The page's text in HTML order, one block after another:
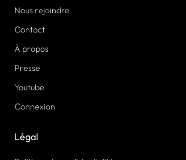
Nous rejoindre
Contact
À propos
Presse
Youtube
Connexion
Légal